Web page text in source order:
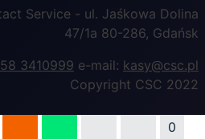
0
Service - ul. Jaśkowa Dolina
47/1a 80-286, Gdańsk
58 3410999 e-mail: kasy@csc.pl
Copyright CSC 2022